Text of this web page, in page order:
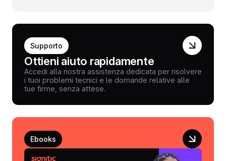
Supporto
Ottieni aiuto rapidamente
Accedi alla nostra assistenza dedicata per risolvere
i tuoi problemi tecnici e le domande relative alle
tue firme, senza attese.
Ebooks